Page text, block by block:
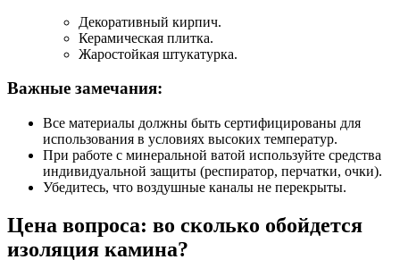
Декоративный кирпич.
Керамическая плитка.
Жаростойкая штукатурка.
Важные замечания:
Все материалы должны быть сертифицированы для
использования в условиях высоких температур.
При работе с минеральной ватой используйте средства
индивидуальной защиты (респиратор, перчатки, очки).
Убедитесь, что воздушные каналы не перекрыты.
Цена вопроса: во сколько обойдется
изоляция камина?